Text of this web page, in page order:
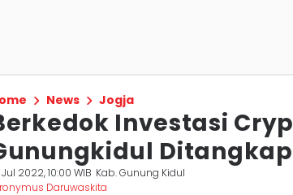
News Jogja
Investasi
Ditangkap
Jul 2022, 10:00 WIB Kab. Gunung Kidul
Daruwaskita